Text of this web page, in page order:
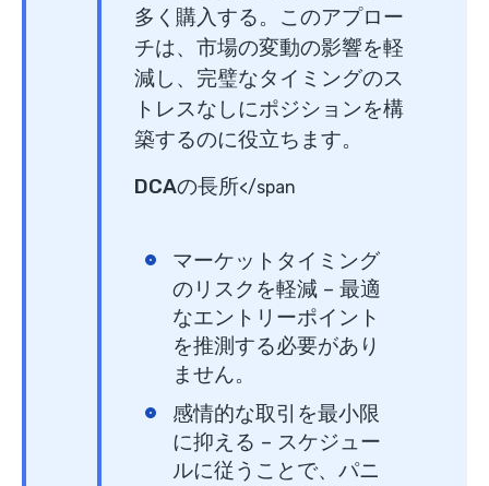
多く購入する。このアプロー
チは、市場の変動の影響を軽
減し、完璧なタイミングのス
トレスなしにポジションを構
築するのに役立ちます。
DCAの長所</span
マーケットタイミング
のリスクを軽減 – 最適
なエントリーポイント
を推測する必要があり
ません。
感情的な取引を最小限
に抑える – スケジュー
ルに従うことで、パニ